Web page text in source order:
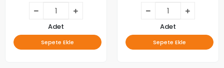
Adet
Sepete Ekle
Adet
Sepete Ekle